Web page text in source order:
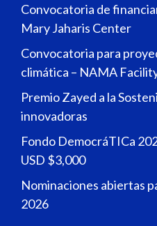
Convocatoria de
Mary Jaharis Center
Convocatoria para
climática – NAMA
Premio Zayed a la
innovadoras
Fondo DemocráTICa
USD $3,000
Nominaciones abiertas
2026